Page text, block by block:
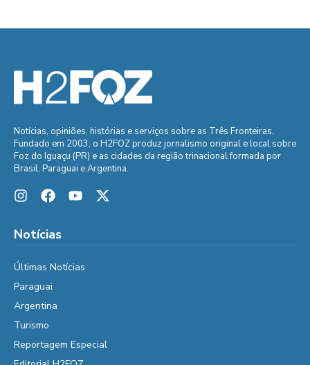
Notícias, opiniões, histórias e serviços sobre as Três Fronteiras.
Fundado em 2003, o H2FOZ produz jornalismo original e local sobre
Foz do Iguaçu (PR) e as cidades da região trinacional formada por
Brasil, Paraguai e Argentina.
Notícias
Últimas Notícias
Paraguai
Argentina
Turismo
Reportagem Especial